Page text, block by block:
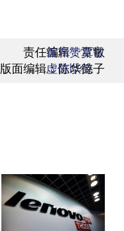
责任编辑：覃敏
版面编辑：陈华懿子
首席赞赏官
虚位以待